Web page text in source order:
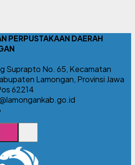
PERPUSTAKAAN DAERAH
Suprapto No. 65, Kecamatan
Lamongan, Provinsi Jawa
62214